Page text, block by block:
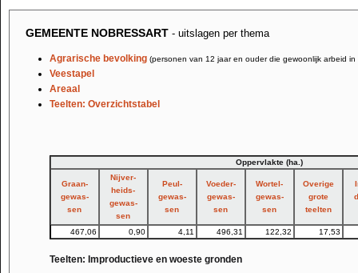
GEMEENTE NOBRESSART - uitslagen per thema
Agrarische bevolking (personen van 12 jaar en ouder die gewoonlijk arbeid
Veestapel
Areaal
Teelten: Overzichtstabel
Oppervlakte (ha.)
Graan-
gewas-
sen
Nijver-
heids-
gewas-
sen
Peul-
gewas-
sen
Voeder-
gewas-
sen
Wortel-
gewas-
sen
Overige
grote
teelten
467,06 0,90 4,11 496,31 122,32 17,53
Teelten: Improductieve en woeste gronden